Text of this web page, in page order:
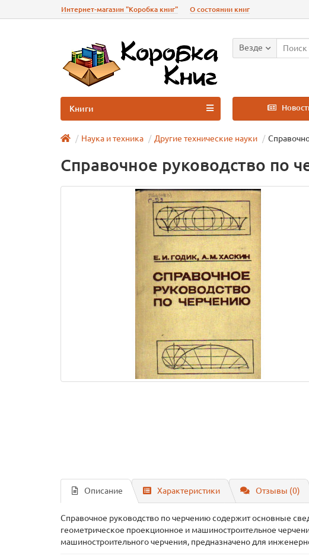
Интернет-магазин "Коробка книг" О состоянии книг
Везде
Книги
Наука и техника Другие технические науки
Справочное руководство по
Описание Характеристики Отзывы (0)
Справочное руководство по черчению содержит основные
геометрическое проекционное и машиностроительное
машиностроительного черчения, предназначено для